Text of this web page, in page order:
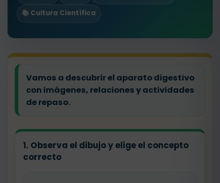
📚 Cultura Científica
Vamos a descubrir el aparato digestivo
con imágenes, relaciones y actividades
de repaso.
1. Observa el dibujo y elige el concepto
correcto